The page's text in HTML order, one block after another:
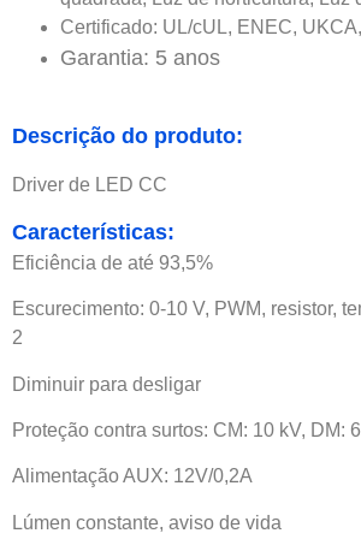
Certificado: UL/cUL, ENEC,
Garantia: 5 anos
Descrição do produto:
Driver de LED CC
Características:
Eficiência de até 93,5%
Escurecimento: 0-10 V, PWM, resistor,
2
Diminuir para desligar
Proteção contra surtos: CM: 10 kV, DM:
Alimentação AUX: 12V/0,2A
Lúmen constante, aviso de vida